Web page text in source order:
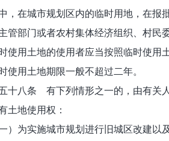
，在城市规划区内的临时用地，在报
管部门或者农村集体经济组织、村民
用土地的使用者应当按照临时使用
用土地期限一般不超过二年。
八条 有下列情形之一的，由有关人
土地使用权：
为实施城市规划进行旧城区改建以